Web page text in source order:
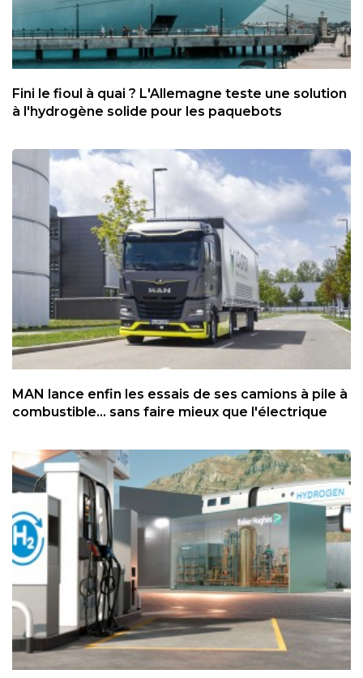
Fini le fioul à quai ? L'Allemagne teste une solution
à l'hydrogène solide pour les paquebots
MAN lance enfin les essais de ses camions à pile à
combustible... sans faire mieux que l'électrique